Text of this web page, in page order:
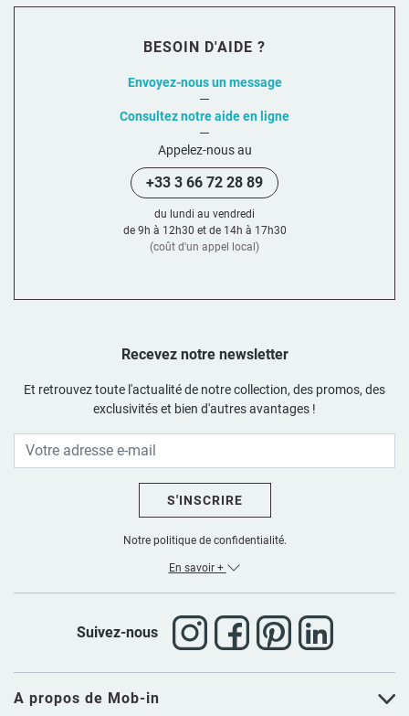
A propos de Mob-in
Recevez notre newsletter
Et retrouvez toute l'actualité de notre collection, des promos, des
exclusivités et bien d'autres avantages !
S'INSCRIRE
Notre politique de confidentialité.
En savoir +
Suivez-nous
BESOIN D'AIDE ?
Envoyez-nous un message
Consultez notre aide en ligne
Appelez-nous au
+33 3 66 72 28 89
du lundi au vendredi
de 9h à 12h30 et de 14h à 17h30
(coût d'un appel local)